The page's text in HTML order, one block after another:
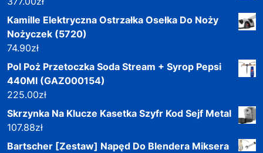
Kamille Elektryczna Ostrzałka Osełka Do Noży
Nożyczek (5720)
74.90zł
Pol Poż Przetoczka Soda Stream + Syrop Pepsi
440Ml (GAZ000154)
225.00zł
Skrzynka Na Klucze Kasetka Szyfr Kod Sejf Metal
107.88zł
Bartscher [Zestaw] Napęd Do Blendera Miksera